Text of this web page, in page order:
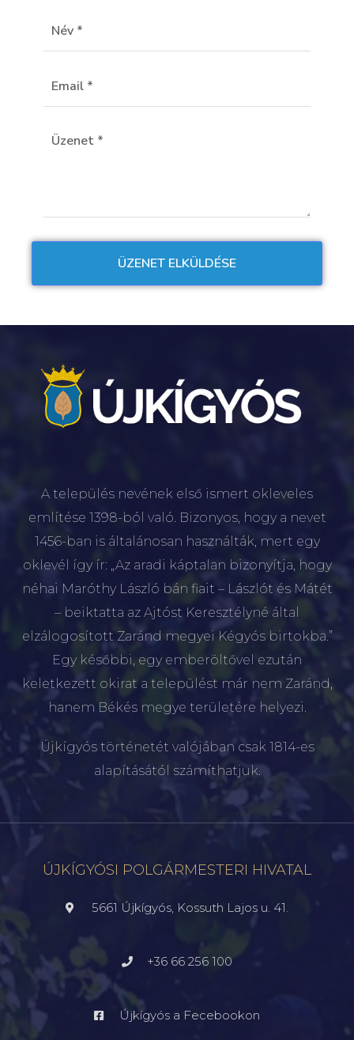
A település nevének első ismert okleveles
említése 1398-ból való. Bizonyos, hogy a nevet
1456-ban is általánosan használták, mert egy
oklevél így ír: „Az aradi káptalan bizonyítja, hogy
néhai Maróthy László bán fiait – Lászlót és Mátét
– beiktatta az Ajtóst Keresztélyné által
elzálogosított Zaránd megyei Kégyós birtokba.”
Egy későbbi, egy emberöltővel ezután
keletkezett okirat a települést már nem Zaránd,
hanem Békés megye területére helyezi.
Újkígyós történetét valójában csak 1814-es
alapításától számíthatjuk.
ÚJKÍGYÓSI POLGÁRMESTERI HIVATAL
5661 Újkígyós, Kossuth Lajos u. 41.
+36 66 256 100
Újkígyós a Fecebookon